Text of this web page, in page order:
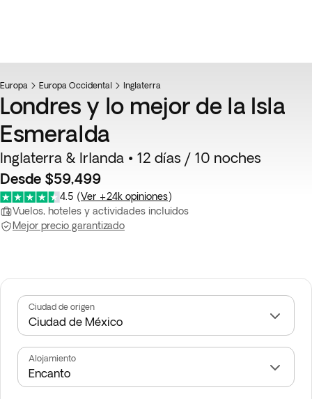
Favorito
Europa Europa Occidental Inglaterra
Londres y lo mejor de la Isla
Esmeralda
Inglaterra & Irlanda • 12 días / 10 noches
Desde $59,499
4.5 (Ver +24k opiniones)
Vuelos, hoteles y actividades incluidos
Mejor precio garantizado
Ciudad de origen
Alojamiento